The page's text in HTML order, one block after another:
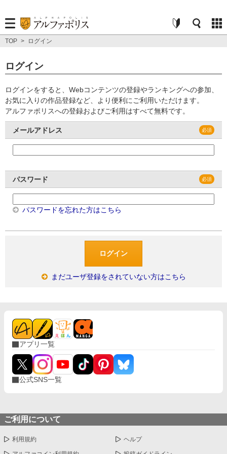
TOP > ログイン
ログイン
ログインをすると、Webコンテンツの登録やランキングへの参加、
お気に入りの作品登録など、より便利にご利用いただけます。
アルファポリスへの登録およびご利用はすべて無料です。
メールアドレス
パスワード
パスワードを忘れた方はこちら
まだユーザ登録をされていない方はこちら
アプリ一覧
公式SNS一覧
ご利用について
利用規約 ヘルプ